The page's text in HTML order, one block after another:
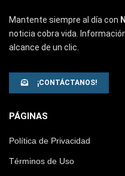
Mantente siempre al día con
noticia cobra vida.
alcance de un clic.
¡CONTÁCTANOS!
PÁGINAS
Política de Privacidad
Términos de Uso